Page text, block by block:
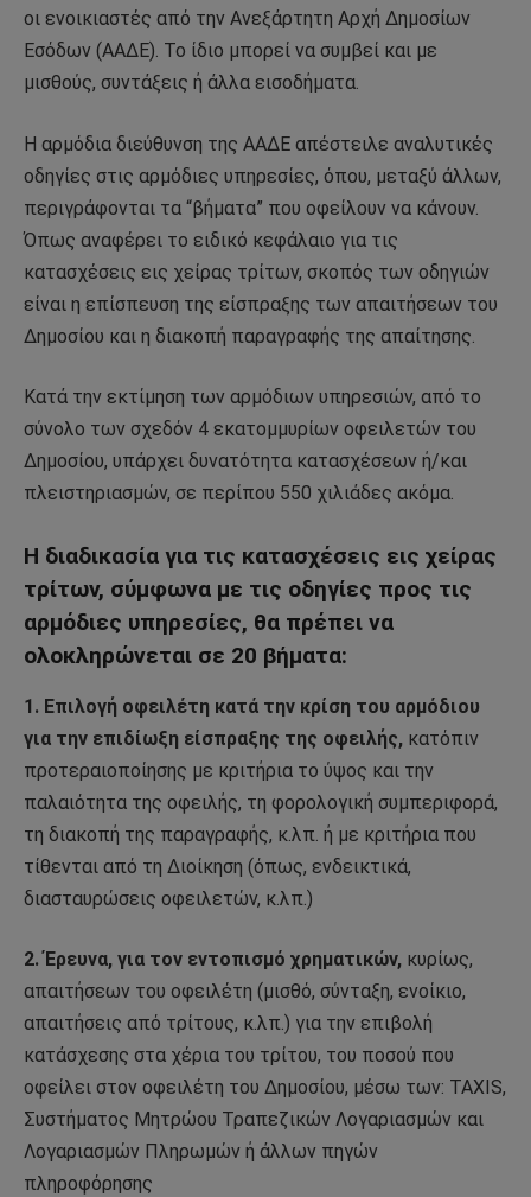
οι ενοικιαστές από την Ανεξάρτητη Αρχή Δημοσίων
Εσόδων (ΑΑΔΕ). Το ίδιο μπορεί να συμβεί και με
μισθούς, συντάξεις ή άλλα εισοδήματα.
Η αρμόδια διεύθυνση της ΑΑΔΕ απέστειλε αναλυτικές
οδηγίες στις αρμόδιες υπηρεσίες, όπου, μεταξύ άλλων,
περιγράφονται τα “βήματα” που οφείλουν να κάνουν.
Όπως αναφέρει το ειδικό κεφάλαιο για τις
κατασχέσεις εις χείρας τρίτων, σκοπός των οδηγιών
είναι η επίσπευση της είσπραξης των απαιτήσεων του
Δημοσίου και η διακοπή παραγραφής της απαίτησης.
Κατά την εκτίμηση των αρμόδιων υπηρεσιών, από το
σύνολο των σχεδόν 4 εκατομμυρίων οφειλετών του
Δημοσίου, υπάρχει δυνατότητα κατασχέσεων ή/και
πλειστηριασμών, σε περίπου 550 χιλιάδες ακόμα.
Η διαδικασία για τις κατασχέσεις εις χείρας
τρίτων, σύμφωνα με τις οδηγίες προς τις
αρμόδιες υπηρεσίες, θα πρέπει να
ολοκληρώνεται σε 20 βήματα:
1. Επιλογή οφειλέτη κατά την κρίση του αρμόδιου
για την επιδίωξη είσπραξης της οφειλής, κατόπιν
προτεραιοποίησης με κριτήρια το ύψος και την
παλαιότητα της οφειλής, τη φορολογική συμπεριφορά,
τη διακοπή της παραγραφής, κ.λπ. ή με κριτήρια που
τίθενται από τη Διοίκηση (όπως, ενδεικτικά,
διασταυρώσεις οφειλετών, κ.λπ.)
2. Έρευνα, για τον εντοπισμό χρηματικών, κυρίως,
απαιτήσεων του οφειλέτη (μισθό, σύνταξη, ενοίκιο,
απαιτήσεις από τρίτους, κ.λπ.) για την επιβολή
κατάσχεσης στα χέρια του τρίτου, του ποσού που
οφείλει στον οφειλέτη του Δημοσίου, μέσω των: TAXIS,
Συστήματος Μητρώου Τραπεζικών Λογαριασμών και
Λογαριασμών Πληρωμών ή άλλων πηγών
πληροφόρησης